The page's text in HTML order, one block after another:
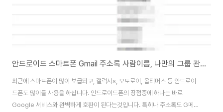
안드로이드 스마트폰 Gmail 주소록 사람이름, 나만의 그룹 관리방법 노하우
최근에 스마트폰이 많이 보급되고, 갤럭시s, 모토로이, 옵티머스 등 안드로이
드폰도 많이들 사용을 하십니다. 안드로이드폰의 장점중에 하나는 바로
Google 서비스와 완벽하게 호환이 된다는것입니다. 특히나 주소록도 G메일